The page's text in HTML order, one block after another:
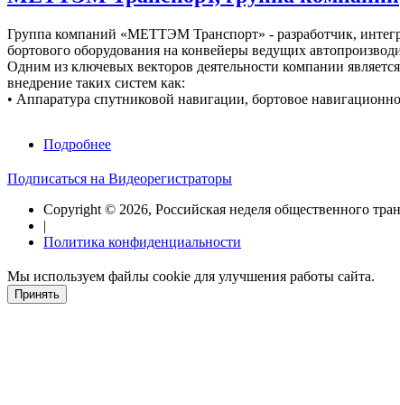
Группа компаний «МЕТТЭМ Транспорт» - разработчик,
бортового оборудования на конвейеры ведущих
Одним из ключевых векторов деятельности компании
внедрение таких систем как:
• Аппаратура спутниковой навигации, бортовое
Подробнее
Транспорт,
компаний
Подписаться на Видеорегистраторы
Copyright © 2026, Российская неделя общественного
|
Политика конфиденциальности
Мы используем файлы cookie для улучшения работы сайта.
Принять